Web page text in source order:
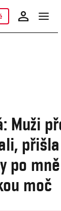
Muži
po
moč